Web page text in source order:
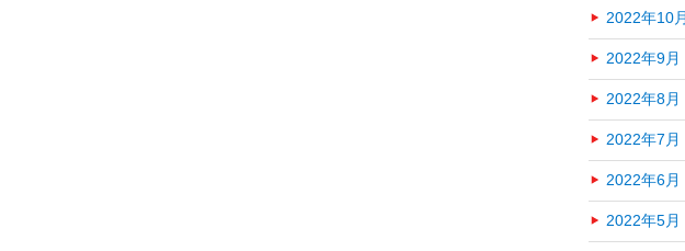
2022年10月
2022年9月
2022年8月
2022年7月
2022年6月
2022年5月